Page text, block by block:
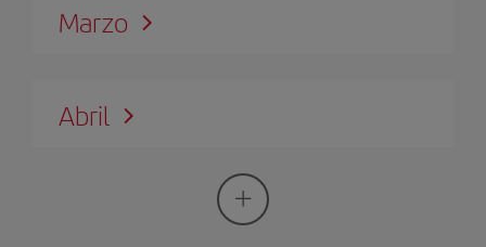
Marzo
Abril